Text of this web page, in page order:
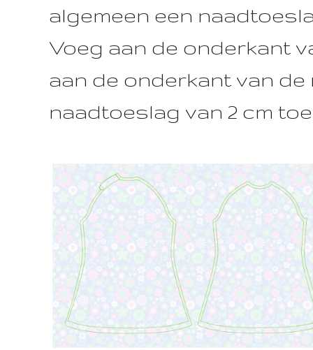
algemeen een
Voeg aan de onderkant
aan de onderkant van de
naadtoeslag van 2 cm